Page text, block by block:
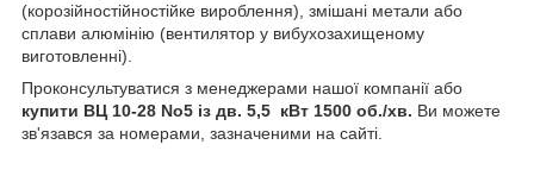
(корозійностійностійке вироблення), змішані метали або
сплави алюмінію (вентилятор у вибухозахищеному
виготовленні).
Проконсультуватися з менеджерами нашої компанії або
купити ВЦ 10-28 No5 із дв. 5,5 кВт 1500 об./хв. Ви можете
зв'язався за номерами, зазначеними на сайті.